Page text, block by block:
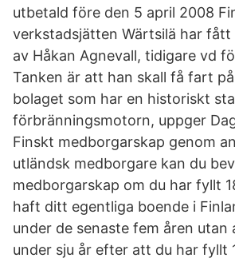
utbetald före den 5 april 2008
verkstadsjätten Wärtsilä har
av Håkan Agnevall, tidigare vd
Tanken är att han skall få fart
bolaget som har en historiskt
förbränningsmotorn, uppger
Finskt medborgarskap genom
utländsk medborgare kan du
medborgarskap om du har fyllt
haft ditt egentliga boende i
under de senaste fem åren utan
under sju år efter att du har fyllt